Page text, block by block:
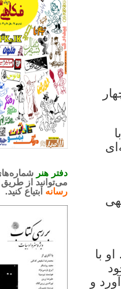
با
و
دفتر هنر
می‌توانید از طریق
رسانه ابتیاع کنید.